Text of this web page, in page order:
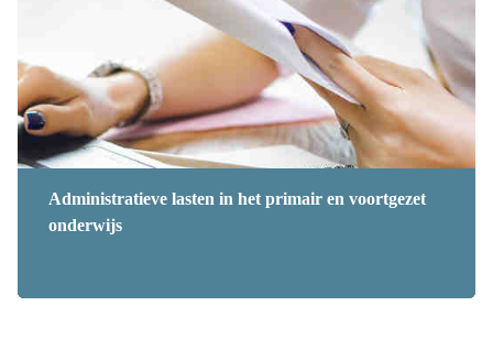
Administratieve lasten in het primair en voortgezet
onderwijs